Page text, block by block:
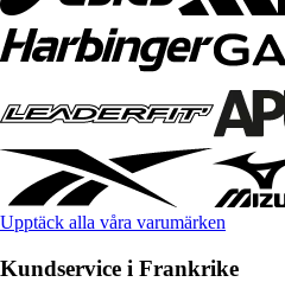
Upptäck alla våra varumärken
Kundservice i Frankrike